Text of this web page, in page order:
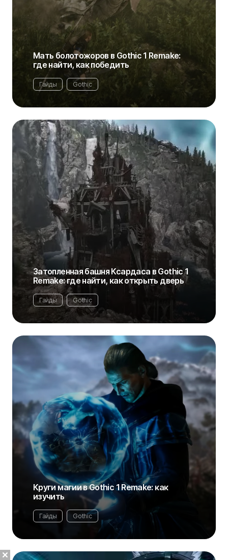
Мать болотожоров в Gothic 1 Remake:
где найти, как победить
Гайды Gothic
Затопленная башня Ксардаса в Gothic 1
Remake: где найти, как открыть дверь
Гайды Gothic
Круги магии в Gothic 1 Remake: как
изучить
Гайды Gothic